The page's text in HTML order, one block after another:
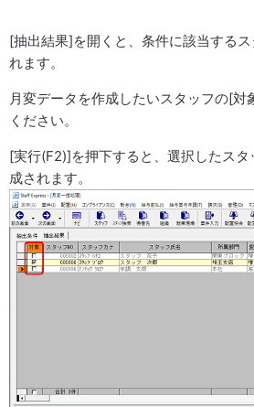
[抽出結果]を開くと、条件に該当する
れます。
月変データを作成したいスタッフの[対
ください。
[実行(F2)]を押下すると、選択したス
成されます。